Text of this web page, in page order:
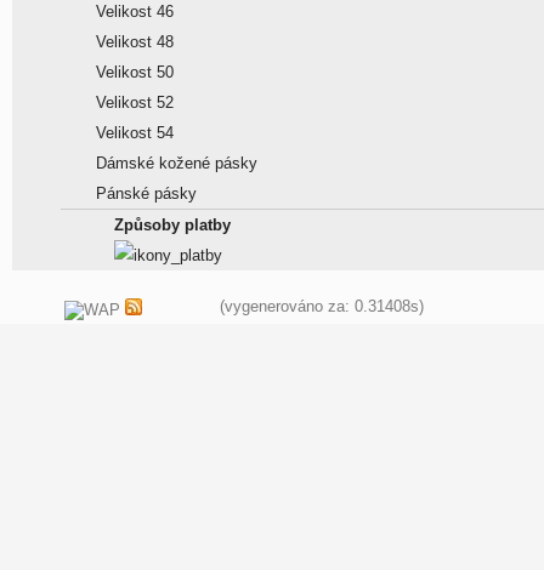
Velikost 46
Velikost 48
Velikost 50
Velikost 52
Velikost 54
Dámské kožené pásky
Pánské pásky
Způsoby platby
(vygenerováno za: 0.31408s)